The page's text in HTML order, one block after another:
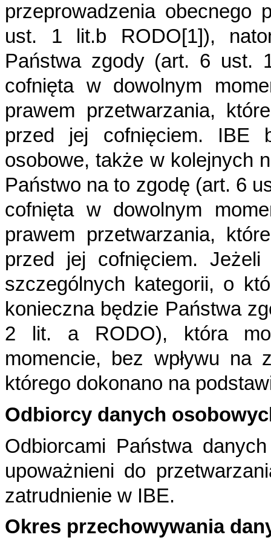
przeprowadzenia obecnego
ust. 1 lit.b RODO[1]),
Państwa zgody (art. 6 ust.
cofnięta w dowolnym
prawem przetwarzania,
przed jej cofnięciem. IBE
osobowe, także w kolejnych
Państwo na to zgodę (art. 6
cofnięta w dowolnym
prawem przetwarzania,
przed jej cofnięciem. Jeżeli
szczególnych kategorii, o
konieczna będzie Państwa
2 lit. a RODO),
która
momencie, bez wpływu
którego dokonano na
Odbiorcy danych
Odbiorcami Państwa
upoważnieni do
zatrudnienie w IBE.
Okres przechowywania